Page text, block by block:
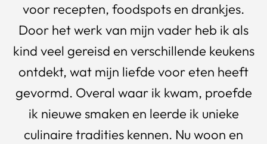
voor recepten, foodspots en drankjes.
Door het werk van mijn vader heb ik als
kind veel gereisd en verschillende keukens
ontdekt, wat mijn liefde voor eten heeft
gevormd. Overal waar ik kwam, proefde
ik nieuwe smaken en leerde ik unieke
culinaire tradities kennen. Nu woon en